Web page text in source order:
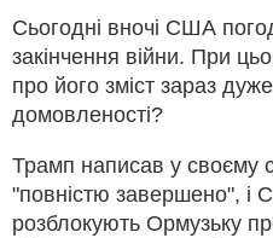
Сьогодні вночі США
закінчення війни. При
про його зміст зараз
домовленості?
Трамп написав у своєму
"повністю завершено", і
розблокують Ормузьку